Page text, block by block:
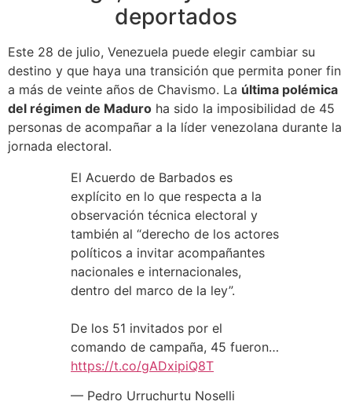
deportados
Este 28 de julio, Venezuela puede elegir cambiar su
destino y que haya una transición que permita poner fin
a más de veinte años de Chavismo. La última polémica
del régimen de Maduro ha sido la imposibilidad de 45
personas de acompañar a la líder venezolana durante la
jornada electoral.
El Acuerdo de Barbados es
explícito en lo que respecta a la
observación técnica electoral y
también al “derecho de los actores
políticos a invitar acompañantes
nacionales e internacionales,
dentro del marco de la ley”.
De los 51 invitados por el
comando de campaña, 45 fueron…
https://t.co/gADxipiQ8T
— Pedro Urruchurtu Noselli